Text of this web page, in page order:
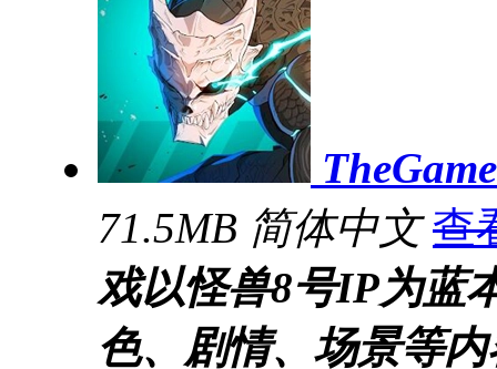
71.5MB 简体中文 查
戏以怪兽8号IP为蓝
色、剧情、场景等